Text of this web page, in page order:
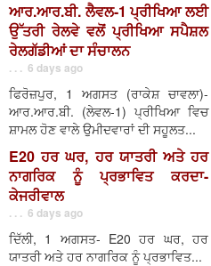
ਆਰ.ਆਰ.ਬੀ. ਲੈਵਲ-1 ਪ੍ਰੀਖਿਆ ਲਈ
ਉੱਤਰੀ ਰੇਲਵੇ ਵਲੋਂ ਪ੍ਰੀਖਿਆ ਸਪੈਸ਼ਲ
ਰੇਲਗੱਡੀਆਂ ਦਾ ਸੰਚਾਲਨ
. . . 6 days ago
ਫਿਰੋਜ਼ਪੁਰ, 1 ਅਗਸਤ (ਰਾਕੇਸ਼ ਚਾਵਲਾ)-
ਆਰ.ਆਰ.ਬੀ. (ਲੇਵਲ-1) ਪ੍ਰੀਖਿਆ ਵਿਚ
ਸ਼ਾਮਲ ਹੋਣ ਵਾਲੇ ਉਮੀਦਵਾਰਾਂ ਦੀ ਸਹੂਲਤ...
E20 ਹਰ ਘਰ, ਹਰ ਯਾਤਰੀ ਅਤੇ ਹਰ
ਨਾਗਰਿਕ ਨੂੰ ਪ੍ਰਭਾਵਿਤ ਕਰਦਾ-
ਕੇਜਰੀਵਾਲ
. . . 6 days ago
ਦਿੱਲੀ, 1 ਅਗਸਤ- E20 ਹਰ ਘਰ, ਹਰ
ਯਾਤਰੀ ਅਤੇ ਹਰ ਨਾਗਰਿਕ ਨੂੰ ਪ੍ਰਭਾਵਿਤ...